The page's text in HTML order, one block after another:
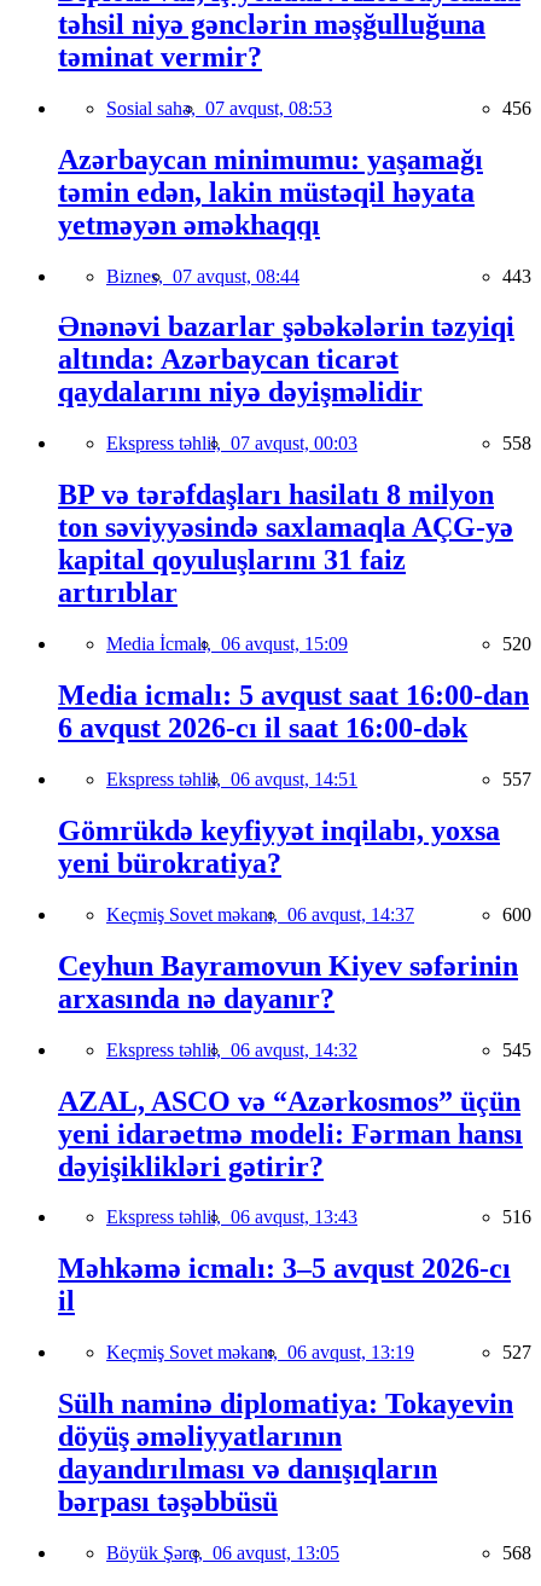
təhsil niyə gənclərin məşğulluğuna
təminat vermir?
Sosial sahə, 07 avqust, 08:53 456
Azərbaycan minimumu: yaşamağı
təmin edən, lakin müstəqil həyata
yetməyən əməkhaqqı
Biznes, 07 avqust, 08:44 443
Ənənəvi bazarlar şəbəkələrin təzyiqi
altında: Azərbaycan ticarət
qaydalarını niyə dəyişməlidir
Ekspress təhlil, 07 avqust, 00:03 558
BP və tərəfdaşları hasilatı 8 milyon
ton səviyyəsində saxlamaqla AÇG-yə
kapital qoyuluşlarını 31 faiz
artırıblar
Media İcmalı, 06 avqust, 15:09 520
Media icmalı: 5 avqust saat 16:00-dan
6 avqust 2026-cı il saat 16:00-dək
Ekspress təhlil, 06 avqust, 14:51 557
Gömrükdə keyfiyyət inqilabı, yoxsa
yeni bürokratiya?
Keçmiş Sovet məkanı, 06 avqust, 14:37 600
Ceyhun Bayramovun Kiyev səfərinin
arxasında nə dayanır?
Ekspress təhlil, 06 avqust, 14:32 545
AZAL, ASCO və “Azərkosmos” üçün
yeni idarəetmə modeli: Fərman hansı
dəyişiklikləri gətirir?
Ekspress təhlil, 06 avqust, 13:43 516
Məhkəmə icmalı: 3–5 avqust 2026-cı
il
Keçmiş Sovet məkanı, 06 avqust, 13:19 527
Sülh naminə diplomatiya: Tokayevin
döyüş əməliyyatlarının
dayandırılması və danışıqların
bərpası təşəbbüsü
Böyük Şərq, 06 avqust, 13:05 568